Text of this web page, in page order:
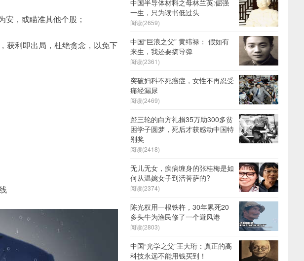
，或瞄准其他个股；
获利即出局，杜绝贪念，以免下
中国半导体材料之母林兰英:倔强
一生，只为读书低过头
阅读(2659)
中国“巨浪之父” 黄纬禄： 假如有
来生，我还要搞导弹
阅读(2361)
突破妇科不死癌症，女性不再忍受
痛经漏尿
阅读(2469)
蹬三轮的白方礼捐35万助300多贫
困学子圆梦，死后才获感动中国特
别奖
阅读(2418)
无儿无女，疾病缠身的张桂梅是如
何从温婉女子到活菩萨的?
阅读(2374)
陈光权用一根铁杵，30年累死20
多头牛为渔民修了一个避风港
阅读(2803)
中国“光学之父”王大珩：真正的高
科技永远不能用钱买到！